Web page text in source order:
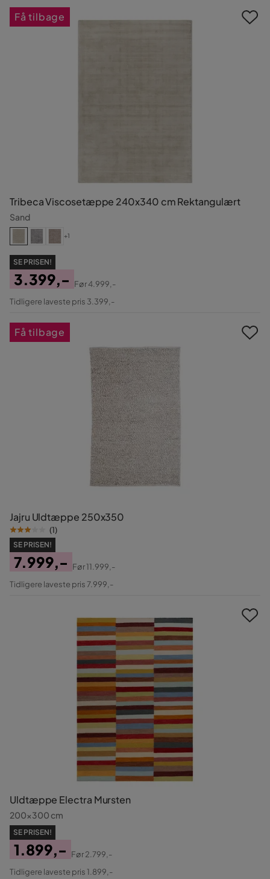
Tribeca Viscosetæppe 240x340 cm Rektangulært
Sand
+1
SE PRISEN!
Pris
3.399,-
Original
Før4.999,-
Tidligere laveste pris 3.399,-
Få tilbage
Jajru Uldtæppe 250x350
(1)
SE PRISEN!
Pris
7.999,-
Original
Før11.999,-
Tidligere laveste pris 7.999,-
Få tilbage
Uldtæppe Electra Mursten
200x300 cm
SE PRISEN!
Pris
1.899,-
Original
Før2.799,-
Tidligere laveste pris 1.899,-